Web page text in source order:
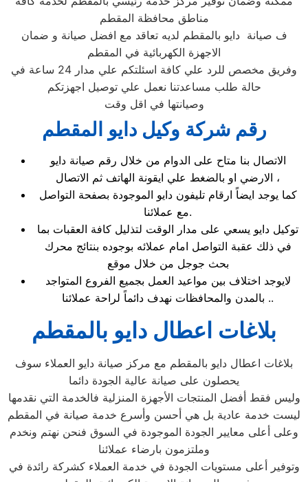
مناطق محافظة المقطم
ف صيانة دايو بالمقطم لديه تعاقد مع افضل صيانة و ضمان
الاجهزة الكهربائية في المقطم
وفريق مخصص للرد علي كافة اسئلتكم علي مدار 24 ساعة في
حالة طلب مساعدتنا نعمل علي توصيل اجهزتكم
وصيانتها في اقل وقت
رقم شركة وكيل دايو المقطم
الاتصال بنا متاح على الدوام من خلال رقم صيانة دايو
الارضي او بالضغط علي ايقونة الهاتف ثم الاتصال ،
كما يوجد ايضاً ارقام تليفون دايو الموجودة بصفحة التواصل
مع عملائنا.
توكيل دايو يسعي على مدار الوقت لتذليل كافة العقبات بما
في ذلك عقبة التواصل امام عملائه بوجوده بنتائج محرك
بحث جوجل من خلال موقع
لايوجد اختلاف بين مواعيد العمل بجميع الفروع المتواجد
بالمدن والمحافظات نهدف دائماً لراحة عملائنا ..
بلاغات اعطال دايو بالمقطم
بلاغات اعطال دايو بالمقطم مع مركز صيانة دايو العملاء سوف
يحصلون على صيانة عالية الجودة دائما
وليس فقط أفضل المنتجات الأجهزة المنزلية فالخدمة التي نقدمها
ليست خدمة عادية بل هي أحسن وأسرع خدمة صيانة في المقطم
وعلى أعلى معايير الجودة الموجودة في السوق فنحن نهتم ونخدم
وملتزمون بارضاء عملائنا
وتوفير أعلى مستويات الجودة في خدمة العملاء كشركة رائدة في